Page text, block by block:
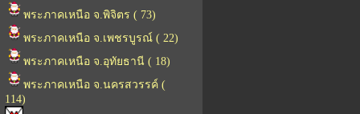
พระภาคเหนือ จ.พิจิตร ( 73)
พระภาคเหนือ จ.เพชรบูรณ์ ( 22)
พระภาคเหนือ จ.อุทัยธานี ( 18)
พระภาคเหนือ จ.นครสวรรค์ (
114)